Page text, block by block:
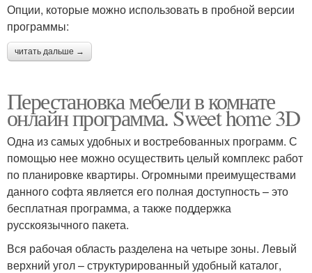
Опции, которые можно использовать в пробной версии
программы:
читать дальше →
Перестановка мебели в комнате
онлайн программа. Sweet home 3D
Одна из самых удобных и востребованных программ. С
помощью нее можно осуществить целый комплекс работ
по планировке квартиры. Огромными преимуществами
данного софта является его полная доступность – это
бесплатная программа, а также поддержка
русскоязычного пакета.
Вся рабочая область разделена на четыре зоны. Левый
верхний угол – структурированный удобный каталог,